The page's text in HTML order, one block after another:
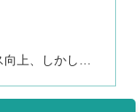
上、しかし…